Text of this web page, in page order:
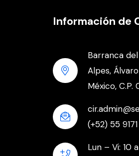
Información de
Barranca
Alpes,
México, C.P.
(+52) 55
Lun – Vi: 10